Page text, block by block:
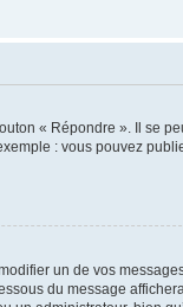
« Répondre ». Il se
: vous pouvez
un de vos
du message